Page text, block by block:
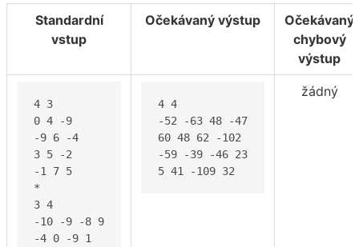
Standardní
vstup
Očekávaný výstup
Očekávaný
chybový
výstup
4 3
0 4 -9
-9 6 -4
3 5 -2
-1 7 5
*
3 4
-10 -9 -8 9
-4 0 -9 1
4 4
-52 -63 48 -47
60 48 62 -102
-59 -39 -46 23
5 41 -109 32
žádný